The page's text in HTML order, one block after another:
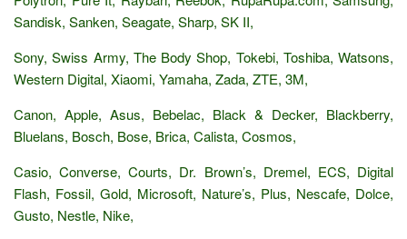
Sandisk, Sanken, Seagate, Sharp, SK II,
Sony, Swiss Army, The Body Shop, Tokebi, Toshiba, Watsons,
Western Digital, Xiaomi, Yamaha, Zada, ZTE, 3M,
Canon, Apple, Asus, Bebelac, Black & Decker, Blackberry,
Bluelans, Bosch, Bose, Brica, Calista, Cosmos,
Casio, Converse, Courts, Dr. Brown’s, Dremel, ECS, Digital
Flash, Fossil, Gold, Microsoft, Nature’s, Plus, Nescafe, Dolce,
Gusto, Nestle, Nike,